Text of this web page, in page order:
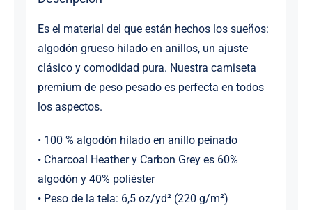
Es el material del que están hechos los sueños:
algodón grueso hilado en anillos, un ajuste
clásico y comodidad pura. Nuestra camiseta
premium de peso pesado es perfecta en todos
los aspectos.
• 100 % algodón hilado en anillo peinado
• Charcoal Heather y Carbon Grey es 60%
algodón y 40% poliéster
• Peso de la tela: 6,5 oz/yd² (220 g/m²)